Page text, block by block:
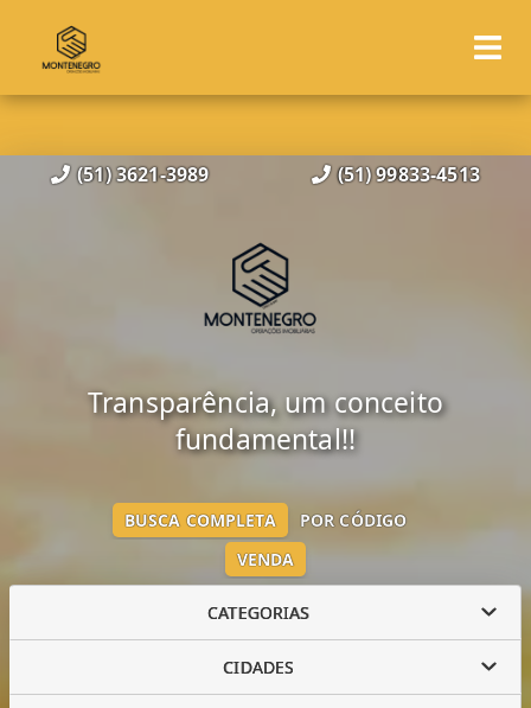
(51) 3621-3989 (51) 99833-4513
Transparência, um conceito
fundamental!!
VENDA
BUSCA COMPLETA POR CÓDIGO
CATEGORIAS
CIDADES